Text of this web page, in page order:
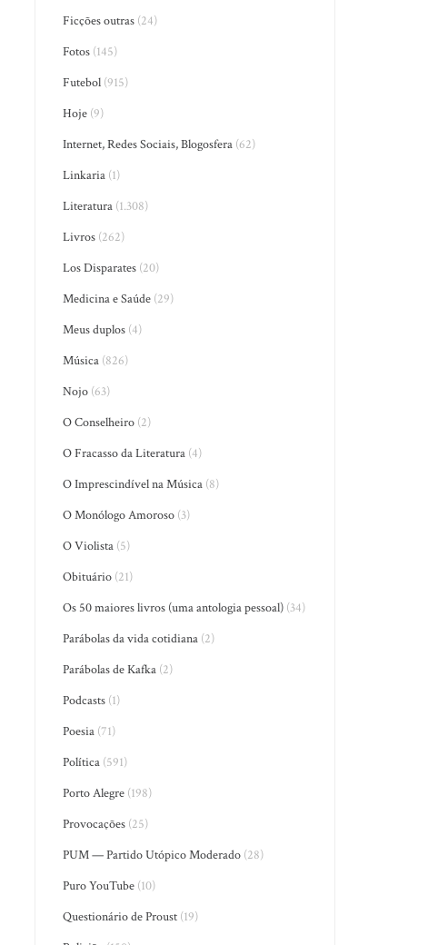
Ficções outras (24)
Fotos (145)
Futebol (915)
Hoje (9)
Internet, Redes Sociais, Blogosfera (62)
Linkaria (1)
Literatura (1.308)
Livros (262)
Los Disparates (20)
Medicina e Saúde (29)
Meus duplos (4)
Música (826)
Nojo (63)
O Conselheiro (2)
O Fracasso da Literatura (4)
O Imprescindível na Música (8)
O Monólogo Amoroso (3)
O Violista (5)
Obituário (21)
Os 50 maiores livros (uma antologia pessoal) (34)
Parábolas da vida cotidiana (2)
Parábolas de Kafka (2)
Podcasts (1)
Poesia (71)
Política (591)
Porto Alegre (198)
Provocações (25)
PUM — Partido Utópico Moderado (28)
Puro YouTube (10)
Questionário de Proust (19)